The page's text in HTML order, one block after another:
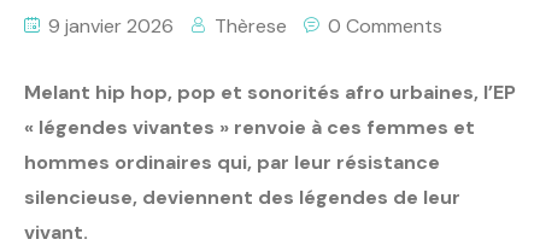
9 janvier 2026 Thèrese 0 Comments
Melant hip hop, pop et sonorités afro urbaines, l’EP
« légendes vivantes » renvoie à ces femmes et
hommes ordinaires qui, par leur résistance
silencieuse, deviennent des légendes de leur
vivant.